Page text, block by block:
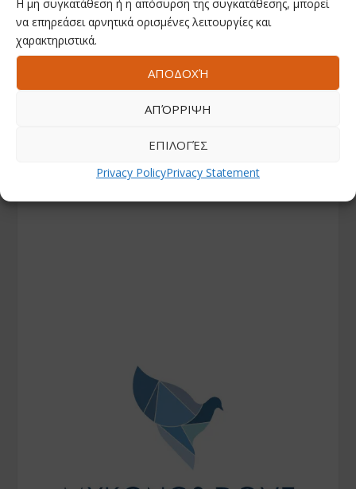
Η μη συγκατάθεση ή η απόσυρση της συγκατάθεσης, μπορεί
να επηρεάσει αρνητικά ορισμένες λειτουργίες και
χαρακτηριστικά.
ΑΠΟΔΟΧΉ
ΑΠΌΡΡΙΨΗ
ΕΠΙΛΟΓΈΣ
Privacy PolicyPrivacy Statement